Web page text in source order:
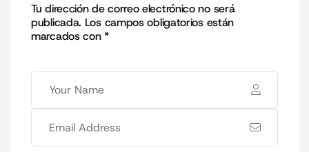
Tu dirección de correo electrónico no será
publicada. Los campos obligatorios están
marcados con*